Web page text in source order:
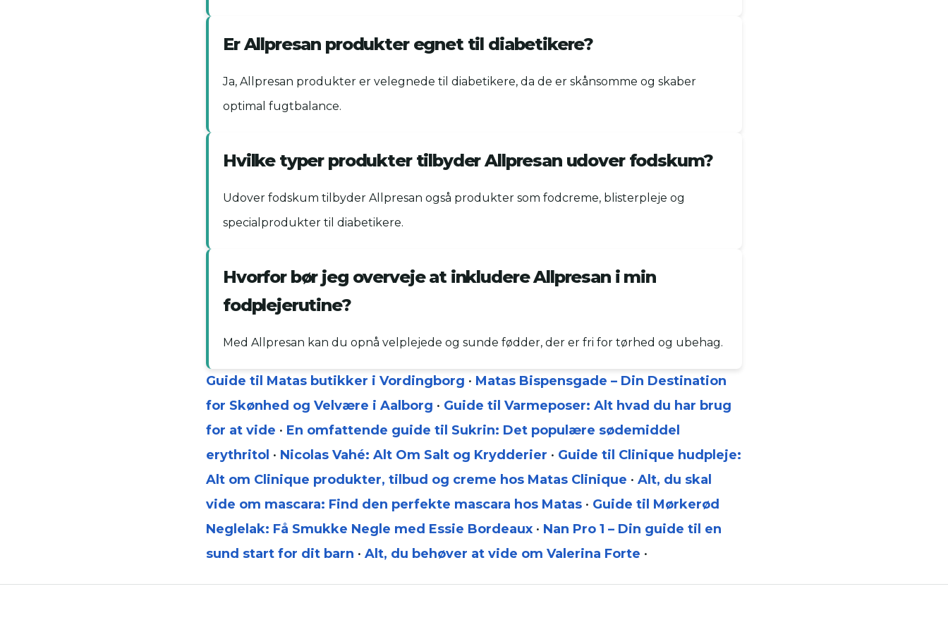
Er Allpresan produkter egnet til diabetikere?
Ja, Allpresan produkter er velegnede til diabetikere, da de er skånsomme og skaber
optimal fugtbalance.
Hvilke typer produkter tilbyder Allpresan udover fodskum?
Udover fodskum tilbyder Allpresan også produkter som fodcreme, blisterpleje og
specialprodukter til diabetikere.
Hvorfor bør jeg overveje at inkludere Allpresan i min
fodplejerutine?
Med Allpresan kan du opnå velplejede og sunde fødder, der er fri for tørhed og ubehag.
Guide til Matas butikker i Vordingborg • Matas Bispensgade – Din Destination
for Skønhed og Velvære i Aalborg • Guide til Varmeposer: Alt hvad du har brug
for at vide • En omfattende guide til Sukrin: Det populære sødemiddel
erythritol • Nicolas Vahé: Alt Om Salt og Krydderier • Guide til Clinique hudpleje:
Alt om Clinique produkter, tilbud og creme hos Matas Clinique • Alt, du skal
vide om mascara: Find den perfekte mascara hos Matas • Guide til Mørkerød
Neglelak: Få Smukke Negle med Essie Bordeaux • Nan Pro 1 – Din guide til en
sund start for dit barn • Alt, du behøver at vide om Valerina Forte •